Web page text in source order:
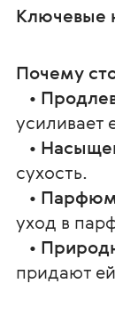
Ключевые
Почему
•
усиливает
•
сухость.
•
уход в
•
придают